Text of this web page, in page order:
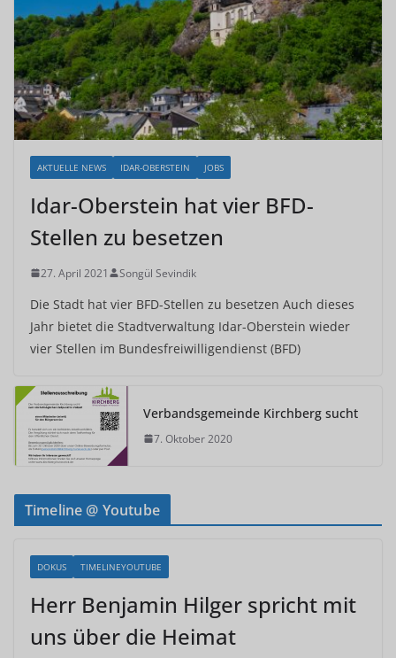
AKTUELLE NEWS IDAR-OBERSTEIN JOBS
Idar-Oberstein hat vier BFD-
Stellen zu besetzen
27. April 2021 Songül Sevindik
Die Stadt hat vier BFD-Stellen zu besetzen Auch dieses
Jahr bietet die Stadtverwaltung Idar-Oberstein wieder
vier Stellen im Bundesfreiwilligendienst (BFD)
Verbandsgemeinde Kirchberg sucht
7. Oktober 2020
Timeline @ Youtube
DOKUS TIMELINEYOUTUBE
Herr Benjamin Hilger spricht mit
uns über die Heimat